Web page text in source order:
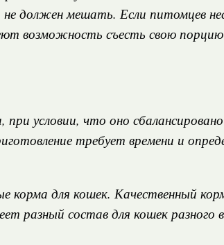
должен мешать. Если питомцев
возможность съесть свою
условии, что оно
требует времени и
для кошек. Качественный
разный состав для кошек разного